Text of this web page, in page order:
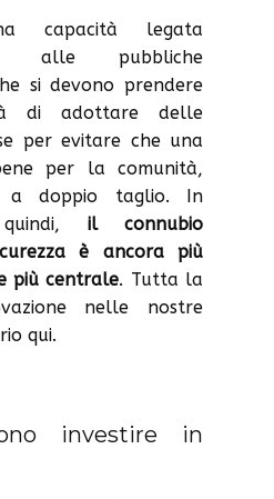
capacità legata
alle pubbliche
si devono prendere
di adottare delle
per evitare che una
per la comunità,
a doppio taglio. In
il connubio
è ancora più
più centrale. Tutta la
nelle nostre
qui.
investire in